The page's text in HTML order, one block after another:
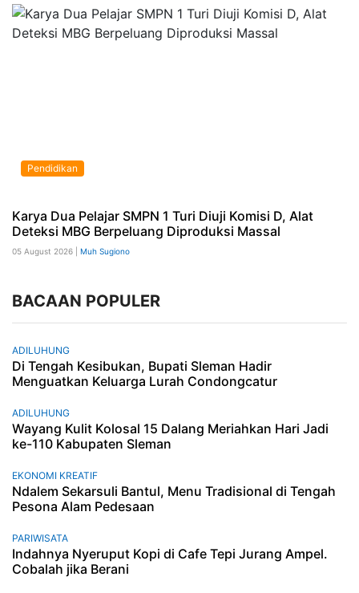
Pendidikan
Karya Dua Pelajar SMPN 1 Turi Diuji Komisi D, Alat
Deteksi MBG Berpeluang Diproduksi Massal
05 August 2026 | Muh Sugiono
BACAAN POPULER
ADILUHUNG
Di Tengah Kesibukan, Bupati Sleman Hadir
Menguatkan Keluarga Lurah Condongcatur
ADILUHUNG
Wayang Kulit Kolosal 15 Dalang Meriahkan Hari Jadi
ke-110 Kabupaten Sleman
EKONOMI KREATIF
Ndalem Sekarsuli Bantul, Menu Tradisional di Tengah
Pesona Alam Pedesaan
PARIWISATA
Indahnya Nyeruput Kopi di Cafe Tepi Jurang Ampel.
Cobalah jika Berani